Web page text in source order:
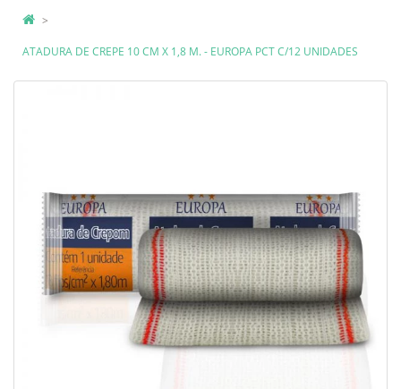
ATADURA DE CREPE 10 CM X 1,8 M. - EUROPA PCT C/12 UNIDADES